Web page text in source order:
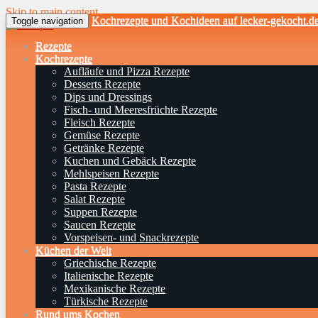
Skip to main content
Toggle navigation Kochrezepte und Kochideen auf lecker-
Rezepte
Kochrezepte
Aufläufe und Pizza Rezepte
Desserts Rezepte
Dips und Dressings
Fisch- und Meeresfrüchte Rezepte
Fleisch Rezepte
Gemüse Rezepte
Getränke Rezepte
Kuchen und Gebäck Rezepte
Mehlspeisen Rezepte
Pasta Rezepte
Salat Rezepte
Suppen Rezepte
Saucen Rezepte
Vorspeisen- und Snackrezepte
Küchen der Welt
Griechische Rezepte
Italienische Rezepte
Mexikanische Rezepte
Türkische Rezepte
Rund ums Kochen